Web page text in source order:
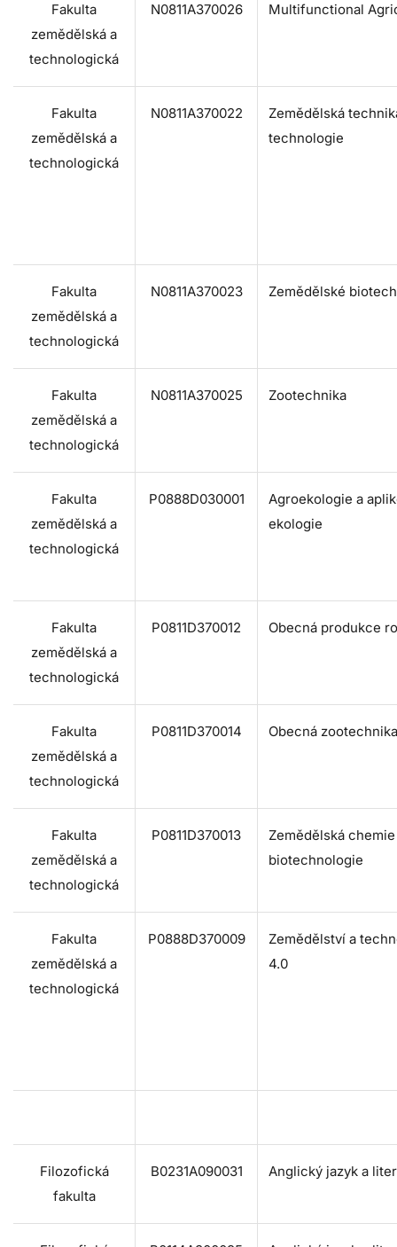
Fakulta
zemědělská a
technologická
N0811A370026 Multifunctional
Fakulta
zemědělská a
technologická
N0811A370022
Zemědělská
technologie
Fakulta
zemědělská a
technologická
N0811A370023 Zemědělské
Fakulta
zemědělská a
technologická
N0811A370025 Zootechnika
Fakulta
zemědělská a
technologická
P0888D030001
Agroekologie a
ekologie
Fakulta
zemědělská a
technologická
P0811D370012 Obecná produkce
Fakulta
zemědělská a
technologická
P0811D370014 Obecná zootechnika
Fakulta
zemědělská a
technologická
P0811D370013
Zemědělská chemie
biotechnologie
Fakulta
zemědělská a
technologická
P0888D370009
Zemědělství a
4.0
Filozofická
fakulta
B0231A090031 Anglický jazyk a